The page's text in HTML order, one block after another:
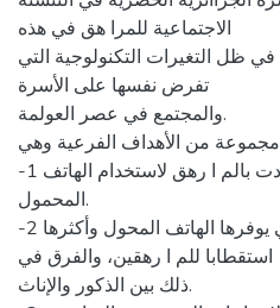
الاجتماعية للمرا هق في هذه
ظل التغيرات التكنولوجية التي
تفرض نفسها على الأسرة
والمجتمع في عصر العولمة.
من الأهداف الفرعية وهي:
-1 التعرف على الدوافع التي أدت بالم ا رهق لاستخدام الهاتف
المحمول.
-2 الكشف عن الخدمات التي يوفرها الهاتف المحول وأكثرها
استقطابا للم ا رهقين، والفرق في
ذلك بين الذكور والإناث.